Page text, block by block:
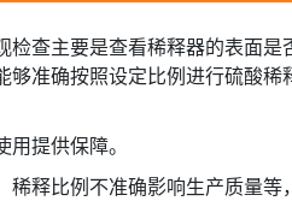
查主要是查看稀释器的表面是
准确按照设定比例进行硫酸稀
提供保障。
释比例不准确影响生产质量等